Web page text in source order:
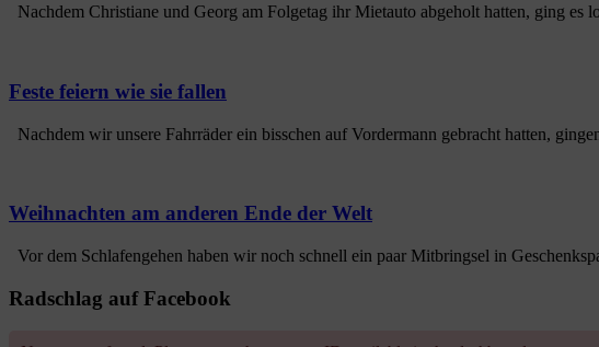
Nachdem Christiane und Georg am Folgetag ihr Mietauto abgeholt hatten, ging es
Feste feiern wie sie fallen
Nachdem wir unsere Fahrräder ein bisschen auf Vordermann gebracht hatten,
Weihnachten am anderen Ende der Welt
Vor dem Schlafengehen haben wir noch schnell ein paar Mitbringsel in
Radschlag auf Facebook